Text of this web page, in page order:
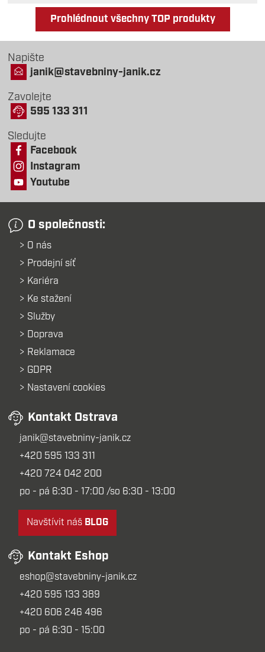
Prohlédnout všechny TOP produkty
Napište
janik@stavebniny-janik.cz
Zavolejte
595 133 311
Sledujte
Facebook
Instagram
Youtube
O společnosti:
O nás
Prodejní síť
Kariéra
Ke stažení
Služby
Doprava
Reklamace
GDPR
Nastavení cookies
Kontakt Ostrava
janik@stavebniny-janik.cz
+420 595 133 311
+420 724 042 200
po - pá 6:30 - 17:00 /so 6:30 - 13:00
Navštívit náš BLOG
Kontakt Eshop
eshop@stavebniny-janik.cz
+420 595 133 389
+420 606 246 496
po - pá 6:30 - 15:00